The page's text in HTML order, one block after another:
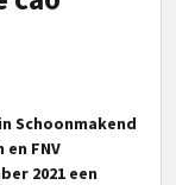
Schoonmakend
en FNV
2021 een